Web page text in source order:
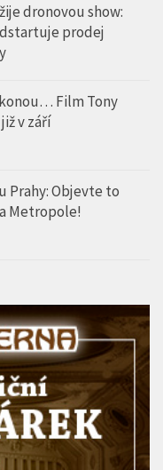
dronovou show:
prodej
Film Tony
v září
Prahy: Objevte to
Metropole!